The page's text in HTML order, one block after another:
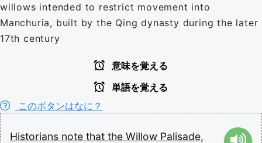
willows intended to restrict movement into
Manchuria, built by the Qing dynasty during the later
17th century
意味を覚える
単語を覚える
このボタンはなに？
Historians note that the Willow Palisade,